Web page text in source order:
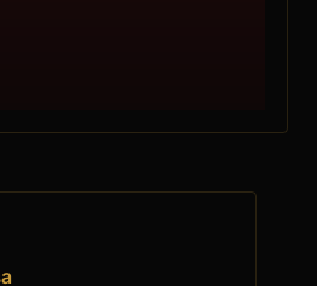
момента преди
в Европейския съюз.
губи традиционализмът